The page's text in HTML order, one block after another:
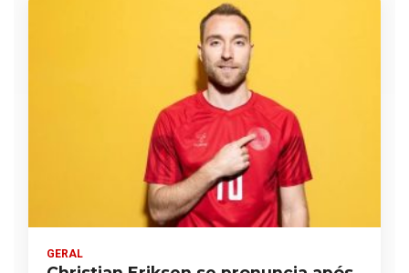
GERAL